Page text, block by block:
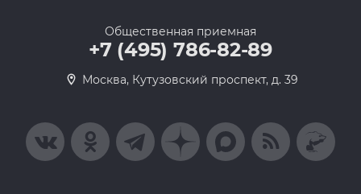
Общественная приемная
+7 (495) 786-82-89
Москва, Кутузовский проспект, д. 39